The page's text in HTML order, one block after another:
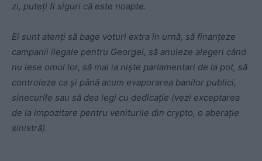
zi, puteți fi siguri că este noapte.
Ei sunt atenți să bage voturi extra în urnă, să finanțeze
campanii ilegale pentru Georgel, să anuleze alegeri când
nu iese omul lor, să mai ia niște parlamentari de la pot, să
controleze ca și până acum evaporarea banilor publici,
sinecurile sau să dea legi cu dedicație (vezi exceptarea
de la impozitare pentru veniturile din crypto, o aberație
sinistră).